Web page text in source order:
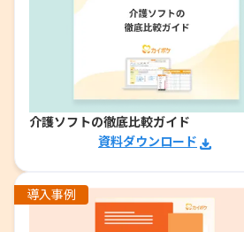
介護ソフトの徹底比較ガイド
資料ダウンロード
導入事例